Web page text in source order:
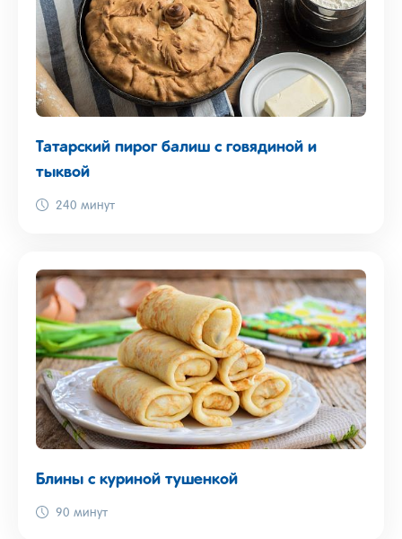
Татарский пирог балиш с говядиной и
тыквой
240 минут
Блины с куриной тушенкой
90 минут